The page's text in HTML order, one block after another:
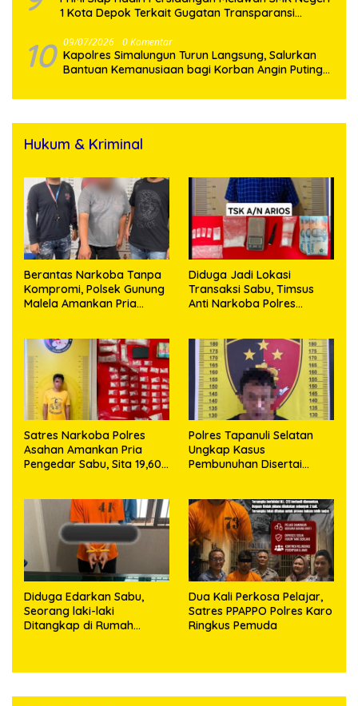
1 Kota Depok Terkait Gugatan Transparansi
10 09/07/2026 0 Komentar
Kapolres Simalungun Turun Langsung, Salurkan
Bantuan Kemanusiaan bagi Korban Angin Puting
Hukum & Kriminal
Berantas Narkoba Tanpa
Kompromi, Polsek Gunung
Malela Amankan Pria
Diduga Jadi Lokasi
Transaksi Sabu, Timsus
Anti Narkoba Polres
63,67 Gram Sabu
Satres Narkoba Polres
Asahan Amankan Pria
Pengedar Sabu, Sita 19,60
Polres Tapanuli Selatan
Ungkap Kasus
Pembunuhan Disertai
Ditangkap
Diduga Edarkan Sabu,
Seorang laki-laki
Ditangkap di Rumah
Dua Kali Perkosa Pelajar,
Satres PPAPPO Polres Karo
Ringkus Pemuda